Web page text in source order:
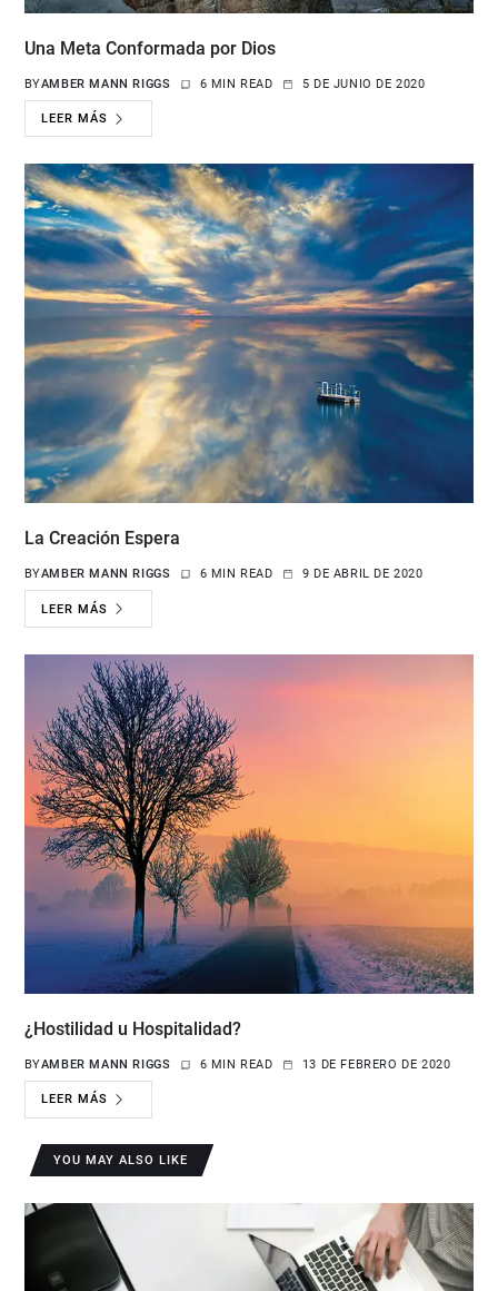
Una Meta Conformada por Dios
BYAMBER MANN RIGGS 6 MIN READ 5 DE JUNIO DE 2020
LEER MÁS
La Creación Espera
BYAMBER MANN RIGGS 6 MIN READ 9 DE ABRIL DE 2020
LEER MÁS
¿Hostilidad u Hospitalidad?
BYAMBER MANN RIGGS 6 MIN READ 13 DE FEBRERO DE 2020
LEER MÁS
YOU MAY ALSO LIKE